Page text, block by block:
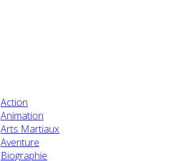
Action
Animation
Arts Martiaux
Aventure
Biographie